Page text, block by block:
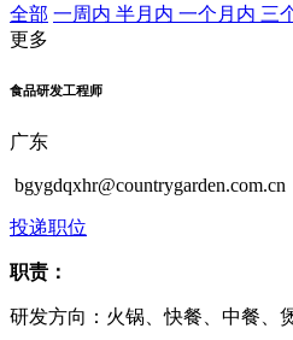
全部 一周内 半月内 一个月内 三
更多
食品研发工程师
广东
bgygdqxhr@countrygarden.com.cn
投递职位
职责：
研发方向：火锅、快餐、中餐、